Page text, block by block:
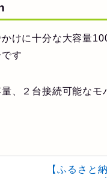
けに十分な大容量
す
、２台接続可能なモ
【ふるさと